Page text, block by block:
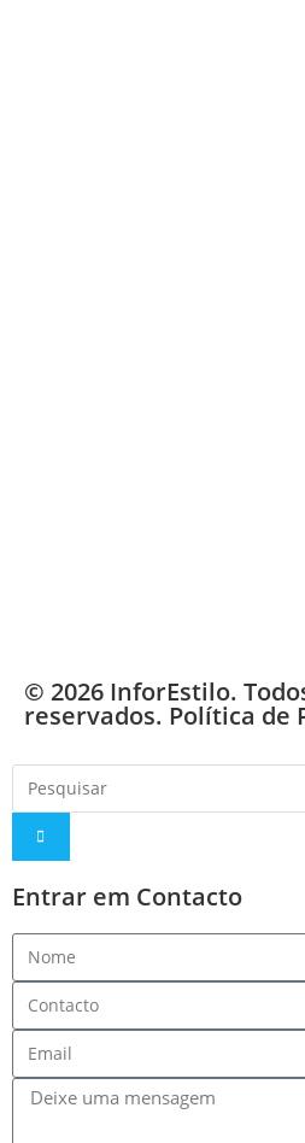
© 2026 InforEstilo.
reservados. Política de
Entrar em Contacto